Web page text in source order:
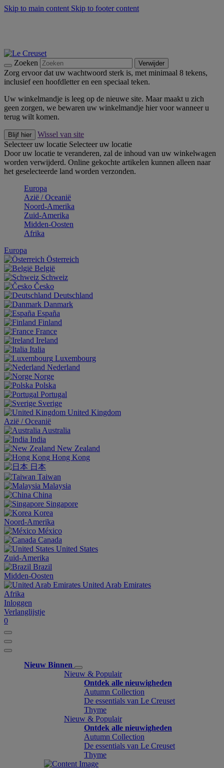
Skip to main content Skip to footer content
Zoeken Verwijder
Zorg ervoor dat uw wachtwoord sterk is, met minimaal 8 tekens,
inclusief een hoofdletter en een speciaal teken.
Uw winkelmandje is leeg op de nieuwe site. Maar maakt u zich
geen zorgen, we bewaren uw winkelmandje hier voor wanneer u
terug wilt komen.
Blijf hier
Wissel van site
Selecteer uw locatie Selecteer uw locatie
Door uw locatie te veranderen, zal de inhoud van uw winkelwagen
worden verwijderd. Online gekochte artikelen kunnen alleen naar
het geselecteerde land worden verzonden.
Europa
Aziё / Oceaniё
Noord-Amerika
Zuid-Amerika
Midden-Oosten
Afrika
Europa
Österreich
België
Schweiz
Česko
Deutschland
Danmark
España
Finland
France
Ireland
Italia
Luxembourg
Nederland
Norge
Polska
Portugal
Sverige
United Kingdom
Aziё / Oceaniё
Australia
India
New Zealand
Hong Kong
日本
Taiwan
Malaysia
China
Singapore
Korea
Noord-Amerika
México
Canada
United States
Zuid-Amerika
Brazil
Midden-Oosten
United Arab Emirates
Afrika
Inloggen
Verlanglijstje
0
Nieuw Binnen
Nieuw & Populair
Ontdek alle nieuwigheden
Autumn Collection
De essentials van Le Creuset
Thyme
Nieuw & Populair
Ontdek alle nieuwigheden
Autumn Collection
De essentials van Le Creuset
Thyme